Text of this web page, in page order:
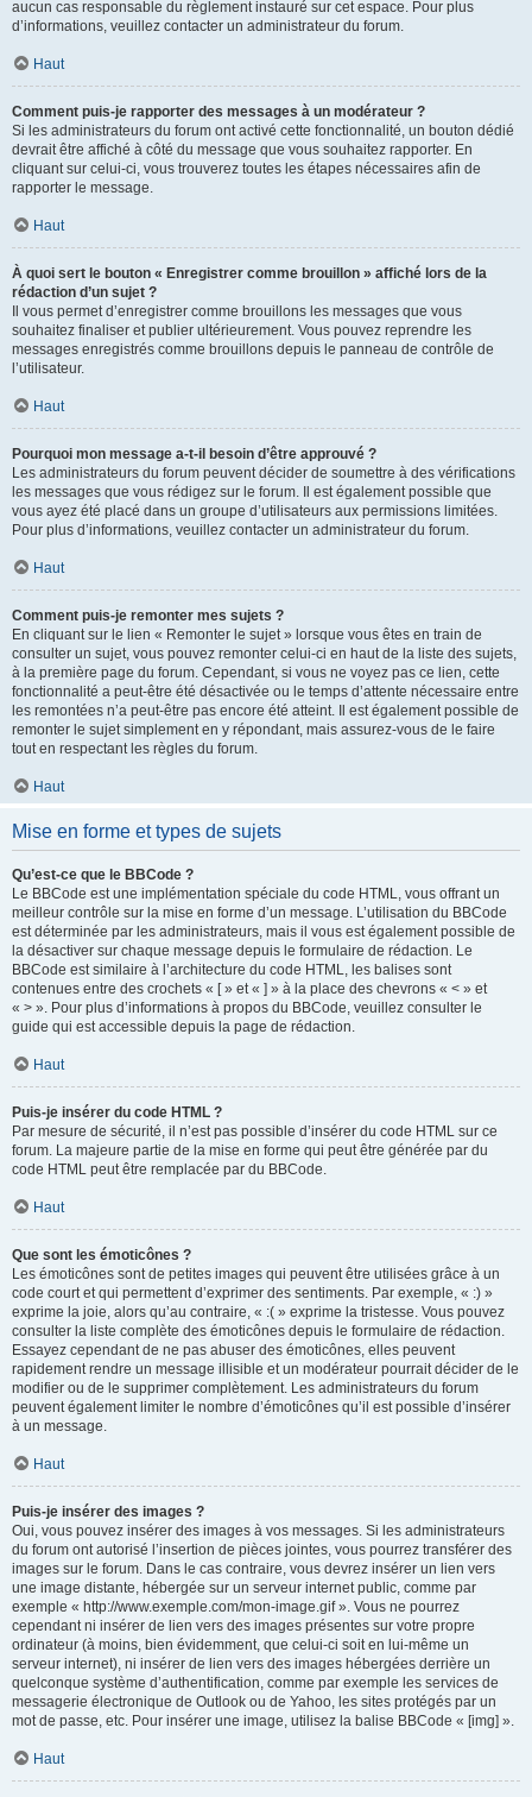
aucun cas responsable du règlement instauré sur cet espace. Pour plus
d’informations, veuillez contacter un administrateur du forum.
Haut
Comment puis-je rapporter des messages à un modérateur ?
Si les administrateurs du forum ont activé cette fonctionnalité, un bouton dédié
devrait être affiché à côté du message que vous souhaitez rapporter. En
cliquant sur celui-ci, vous trouverez toutes les étapes nécessaires afin de
rapporter le message.
Haut
À quoi sert le bouton « Enregistrer comme brouillon » affiché lors de la
rédaction d’un sujet ?
Il vous permet d’enregistrer comme brouillons les messages que vous
souhaitez finaliser et publier ultérieurement. Vous pouvez reprendre les
messages enregistrés comme brouillons depuis le panneau de contrôle de
l’utilisateur.
Haut
Pourquoi mon message a-t-il besoin d’être approuvé ?
Les administrateurs du forum peuvent décider de soumettre à des vérifications
les messages que vous rédigez sur le forum. Il est également possible que
vous ayez été placé dans un groupe d’utilisateurs aux permissions limitées.
Pour plus d’informations, veuillez contacter un administrateur du forum.
Haut
Comment puis-je remonter mes sujets ?
En cliquant sur le lien « Remonter le sujet » lorsque vous êtes en train de
consulter un sujet, vous pouvez remonter celui-ci en haut de la liste des sujets,
à la première page du forum. Cependant, si vous ne voyez pas ce lien, cette
fonctionnalité a peut-être été désactivée ou le temps d’attente nécessaire entre
les remontées n’a peut-être pas encore été atteint. Il est également possible de
remonter le sujet simplement en y répondant, mais assurez-vous de le faire
tout en respectant les règles du forum.
Haut
Mise en forme et types de sujets
Qu’est-ce que le BBCode ?
Le BBCode est une implémentation spéciale du code HTML, vous offrant un
meilleur contrôle sur la mise en forme d’un message. L’utilisation du BBCode
est déterminée par les administrateurs, mais il vous est également possible de
la désactiver sur chaque message depuis le formulaire de rédaction. Le
BBCode est similaire à l’architecture du code HTML, les balises sont
contenues entre des crochets « [ » et « ] » à la place des chevrons « < » et
« > ». Pour plus d’informations à propos du BBCode, veuillez consulter le
guide qui est accessible depuis la page de rédaction.
Haut
Puis-je insérer du code HTML ?
Par mesure de sécurité, il n’est pas possible d’insérer du code HTML sur ce
forum. La majeure partie de la mise en forme qui peut être générée par du
code HTML peut être remplacée par du BBCode.
Haut
Que sont les émoticônes ?
Les émoticônes sont de petites images qui peuvent être utilisées grâce à un
code court et qui permettent d’exprimer des sentiments. Par exemple, « :) »
exprime la joie, alors qu’au contraire, « :( » exprime la tristesse. Vous pouvez
consulter la liste complète des émoticônes depuis le formulaire de rédaction.
Essayez cependant de ne pas abuser des émoticônes, elles peuvent
rapidement rendre un message illisible et un modérateur pourrait décider de le
modifier ou de le supprimer complètement. Les administrateurs du forum
peuvent également limiter le nombre d’émoticônes qu’il est possible d’insérer
à un message.
Haut
Puis-je insérer des images ?
Oui, vous pouvez insérer des images à vos messages. Si les administrateurs
du forum ont autorisé l’insertion de pièces jointes, vous pourrez transférer des
images sur le forum. Dans le cas contraire, vous devrez insérer un lien vers
une image distante, hébergée sur un serveur internet public, comme par
exemple « http://www.exemple.com/mon-image.gif ». Vous ne pourrez
cependant ni insérer de lien vers des images présentes sur votre propre
ordinateur (à moins, bien évidemment, que celui-ci soit en lui-même un
serveur internet), ni insérer de lien vers des images hébergées derrière un
quelconque système d’authentification, comme par exemple les services de
messagerie électronique de Outlook ou de Yahoo, les sites protégés par un
mot de passe, etc. Pour insérer une image, utilisez la balise BBCode « [img] ».
Haut